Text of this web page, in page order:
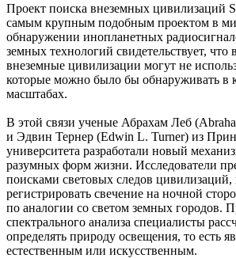
Проект поиска внеземных цивилизаций
самым крупным подобным проектом в
обнаружении инопланетных
земных технологий свидетельствует, что
внеземные цивилизации могут не
которые можно было бы обнаруживать в
масштабах.
В этой связи ученые Абрахам Леб
и Эдвин Тернер (Edwin L. Turner) из
университета разработали новый
разумных форм жизни. Исследователи
поисками световых следов цивилизаций,
регистрировать свечение на ночной
по аналогии со светом земных городов.
спектрального анализа специалисты
определять природу освещения, то есть
естественным или искусственным.